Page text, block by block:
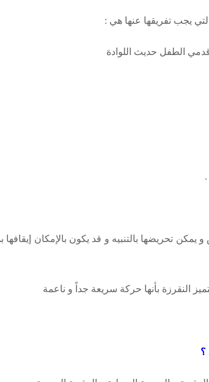
يجب تفريقها عنها هي :
الطفل حديث اللوادة
و يمكن تحريضها بالتنبيه و قد يكون بالإمكان
النقرزة بأنها حركة سريعة جداً و ناعمة
؟